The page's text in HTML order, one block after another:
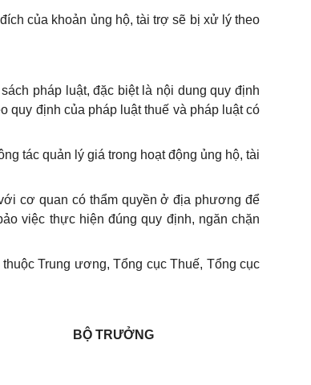
của khoản ủng hộ, tài trợ sẽ bị xử lý theo
pháp luật, đặc biệt là nội dung quy định
quy định của pháp luật thuế và pháp luật có
tác quản lý giá trong hoạt động ủng hộ, tài
cơ quan có thẩm quyền ở địa phương để
việc thực hiện đúng quy định, ngăn chặn
Trung ương, Tổng cục Thuế, Tổng cục
BỘ TRƯỞNG